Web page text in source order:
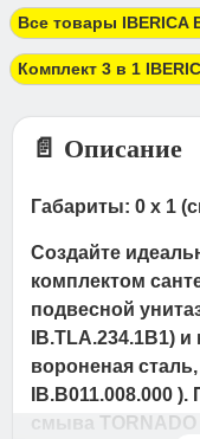
Все товары IBERICA
Комплект 3 в 1
📄 Описание
Габариты: 0 x 1
Создайте
комплектом
подвесной
IB.TLA.234.1B1)
вороненая
IB.B011.008.000
смыва